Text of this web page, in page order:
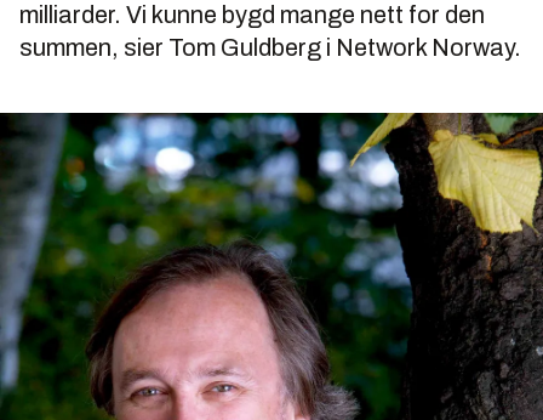
milliarder. Vi kunne bygd mange nett for den
summen, sier Tom Guldberg i Network Norway.